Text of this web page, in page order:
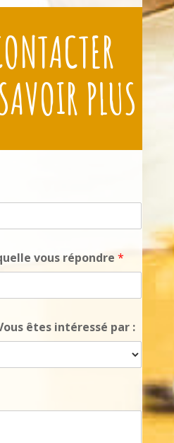
PLUS
vous répondre *
êtes intéressé par :